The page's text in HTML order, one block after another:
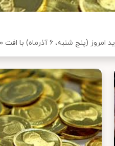
۶ آذرماه) با افت ۱۰۰...